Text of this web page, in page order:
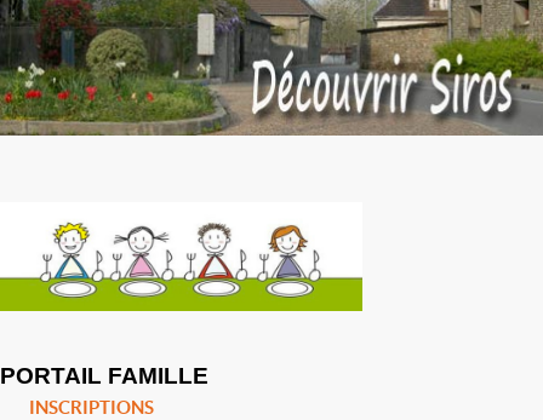
PORTAIL FAMILLE
INSCRIPTIONS